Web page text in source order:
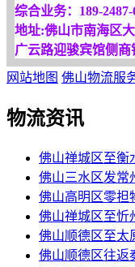
综合业务：189-2487-
地址:佛山市南海区
广云路迎骏宾馆侧商
网站地图 佛山物流服
物流资讯
佛山禅城区至衡
佛山三水区发常
佛山高明区零担
佛山禅城区至忻
佛山顺德区至太
佛山顺德区往返